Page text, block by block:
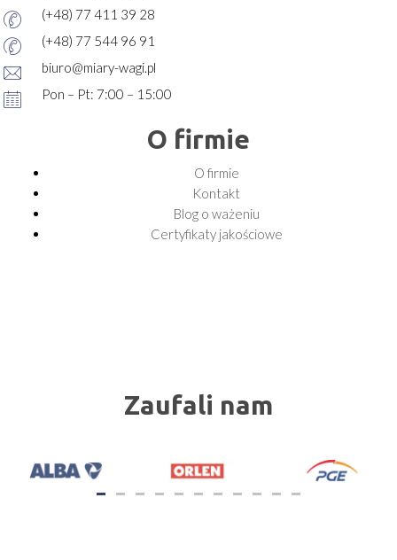
(+48) 77 411 39 28
(+48) 77 544 96 91
biuro@miary-wagi.pl
Pon – Pt: 7:00 – 15:00
O firmie
O firmie
Kontakt
Blog o ważeniu
Certyfikaty jakościowe
Zaufali nam